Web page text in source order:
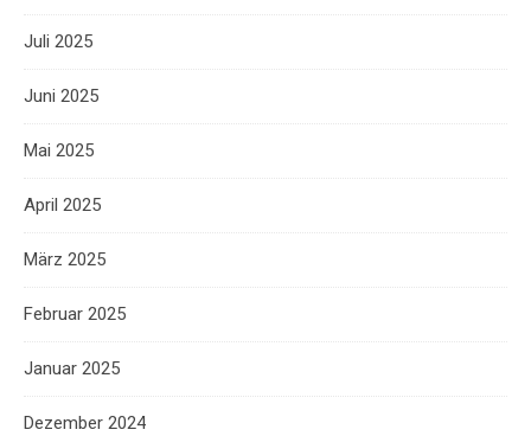
Juli 2025
Juni 2025
Mai 2025
April 2025
März 2025
Februar 2025
Januar 2025
Dezember 2024